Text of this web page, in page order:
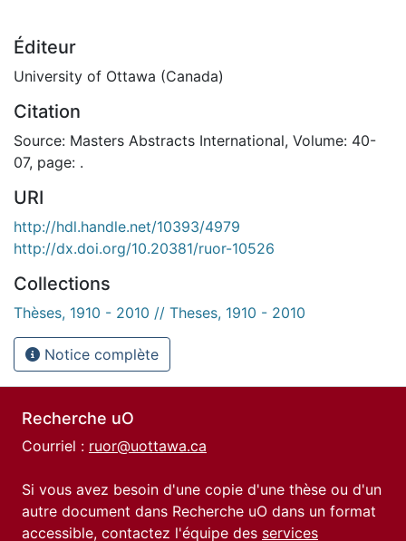
Éditeur
University of Ottawa (Canada)
Citation
Source: Masters Abstracts International, Volume: 40-
07, page: .
URI
http://hdl.handle.net/10393/4979
http://dx.doi.org/10.20381/ruor-10526
Collections
Thèses, 1910 - 2010 // Theses, 1910 - 2010
Notice complète
Recherche uO
Courriel : ruor@uottawa.ca
Si vous avez besoin d'une copie d'une thèse ou d'un
autre document dans Recherche uO dans un format
accessible, contactez l'équipe des services